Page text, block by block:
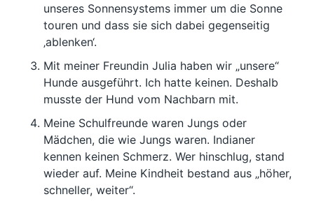
unseres Sonnensystems immer um die Sonne
touren und dass sie sich dabei gegenseitig
‚ablenken‘.
Mit meiner Freundin Julia haben wir „unsere“
Hunde ausgeführt. Ich hatte keinen. Deshalb
musste der Hund vom Nachbarn mit.
Meine Schulfreunde waren Jungs oder
Mädchen, die wie Jungs waren. Indianer
kennen keinen Schmerz. Wer hinschlug, stand
wieder auf. Meine Kindheit bestand aus „höher,
schneller, weiter“.